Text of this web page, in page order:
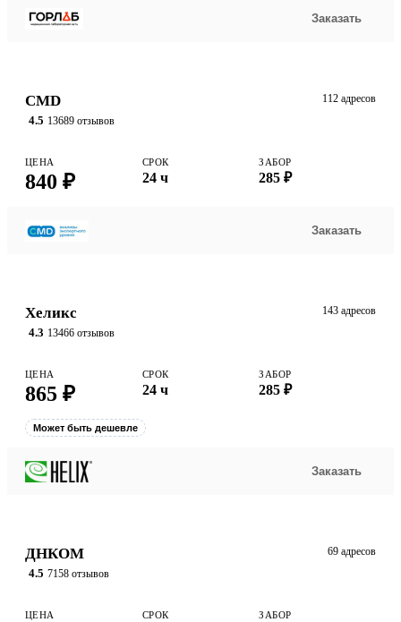
Заказать
CMD
4.5 13689 отзывов
112 адресов
ЦЕНА
840 ₽
СРОК
24 ч
ЗАБОР
285 ₽
Заказать
Хеликс
4.3 13466 отзывов
143 адресов
ЦЕНА
865 ₽
СРОК
24 ч
ЗАБОР
285 ₽
Может быть дешевле
Заказать
ДНКОМ
4.5 7158 отзывов
69 адресов
ЦЕНА СРОК ЗАБОР